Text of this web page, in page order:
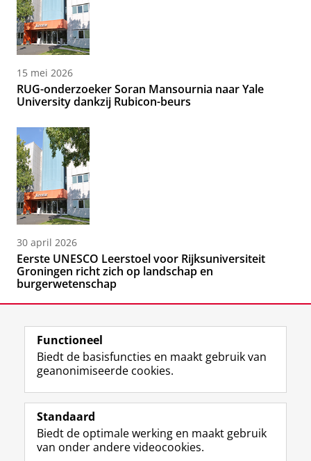
15 mei 2026
RUG-onderzoeker Soran Mansournia naar Yale
University dankzij Rubicon-beurs
30 april 2026
Eerste UNESCO Leerstoel voor Rijksuniversiteit
Groningen richt zich op landschap en
burgerwetenschap
Volg de RUG
F
a
e
b
L
i
k
e
R
S
-
f
I
n
t
Y
o
T
Studiekiezers
Functioneel
Biedt de basisfuncties en maakt gebruik van
geanonimiseerde cookies.
Standaard
Biedt de optimale werking en maakt gebruik
van onder andere videocookies.